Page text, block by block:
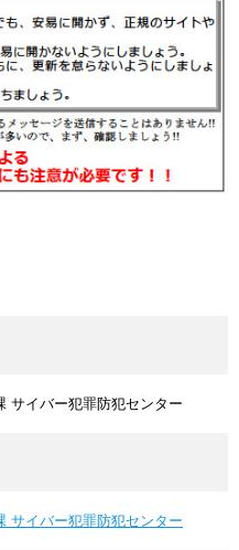
サイバー犯罪防犯センター
サイバー犯罪防犯センター